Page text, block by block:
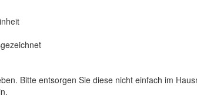
Bitte entsorgen Sie diese nicht einfach im